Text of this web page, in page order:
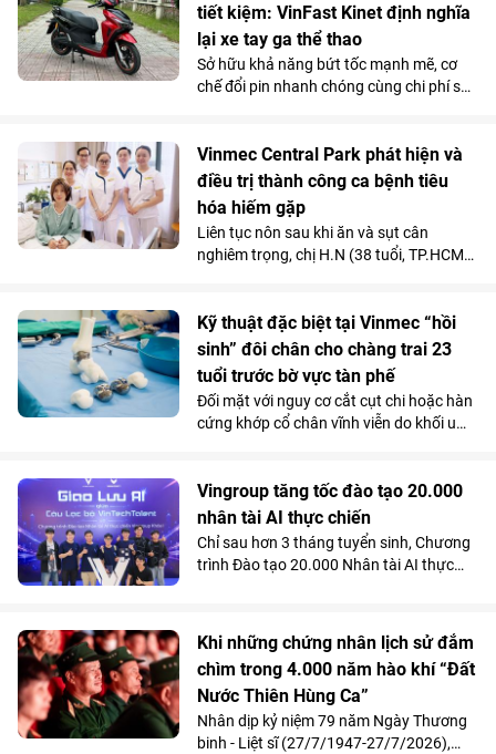
tiết kiệm: VinFast Kinet định nghĩa
lại xe tay ga thể thao
Sở hữu khả năng bứt tốc mạnh mẽ, cơ
chế đổi pin nhanh chóng cùng chi phí sử
lựa chọn sáng giá hơn hẳn so với những
mẫu xe tay ga chạy xăng trên thị trường.
Vinmec Central Park phát hiện và
điều trị thành công ca bệnh tiêu
hóa hiếm gặp
Liên tục nôn sau khi ăn và sụt cân
nghiêm trọng, chị H.N (38 tuổi, TP.HCM)
căn bệnh tiêu hóa hiếm gặp chỉ chiếm
dưới 0,3% dân số.
Kỹ thuật đặc biệt tại Vinmec “hồi
sinh” đôi chân cho chàng trai 23
tuổi trước bờ vực tàn phế
Đối mặt với nguy cơ cắt cụt chi hoặc hàn
cứng khớp cổ chân vĩnh viễn do khối u
toàn bộ xương sên bằng vật liệu
Titanium in 3D tại Bệnh viện Đa khoa
Quốc tế Vinmec Times City.
Vingroup tăng tốc đào tạo 20.000
nhân tài AI thực chiến
Chỉ sau hơn 3 tháng tuyển sinh, Chương
trình Đào tạo 20.000 Nhân tài AI thực
quả 100% học viên đạt chuẩn khóa I
được mời làm việc ngay sau khi tốt
nghiệp, Chương trình đang tăng tốc mở
rộng quy mô đào tạo nhằm đảm bảo
mục tiêu cung cấp từ 10.000 - 20.000
nhân tài AI trong vòng 2 năm, đáp ứng
Khi những chứng nhân lịch sử đắm
chìm trong 4.000 năm hào khí “Đất
Nước Thiên Hùng Ca”
Nhân dịp kỷ niệm 79 năm Ngày Thương
binh - Liệt sĩ (27/7/1947-27/7/2026),